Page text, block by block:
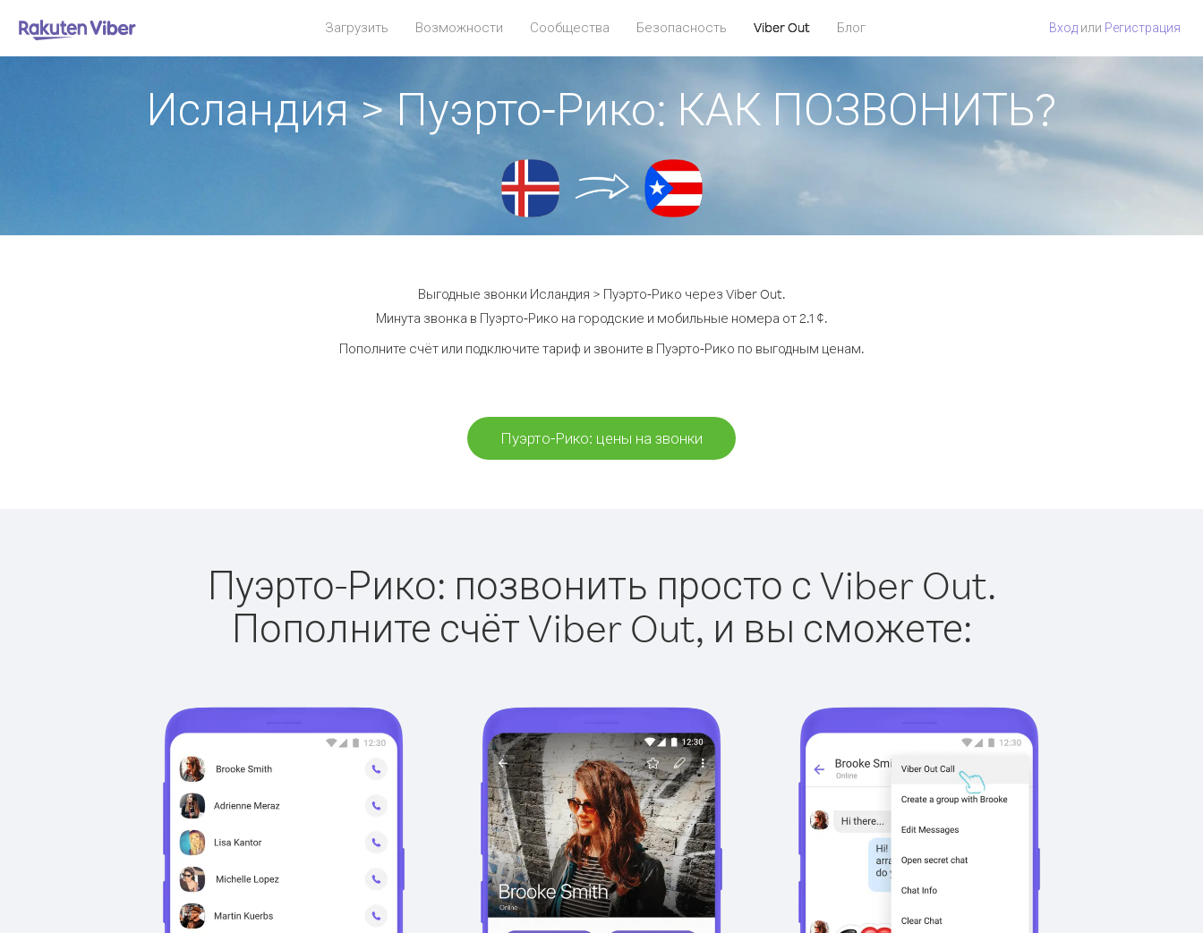
Загрузить Возможности Сообщества Безопасность Viber Out Блог Вход или Регистрация
Исландия > Пуэрто-Рико: КАК ПОЗВОНИТЬ?
Выгодные звонки Исландия > Пуэрто-Рико через Viber Out.
Минута звонка в Пуэрто-Рико на городские и мобильные номера от 2.1 ¢.
Пополните счёт или подключите тариф и звоните в Пуэрто-Рико по выгодным ценам.
Пуэрто-Рико: цены на звонки
Пуэрто-Рико: позвонить просто с Viber Out.
Пополните счёт Viber Out, и вы сможете: